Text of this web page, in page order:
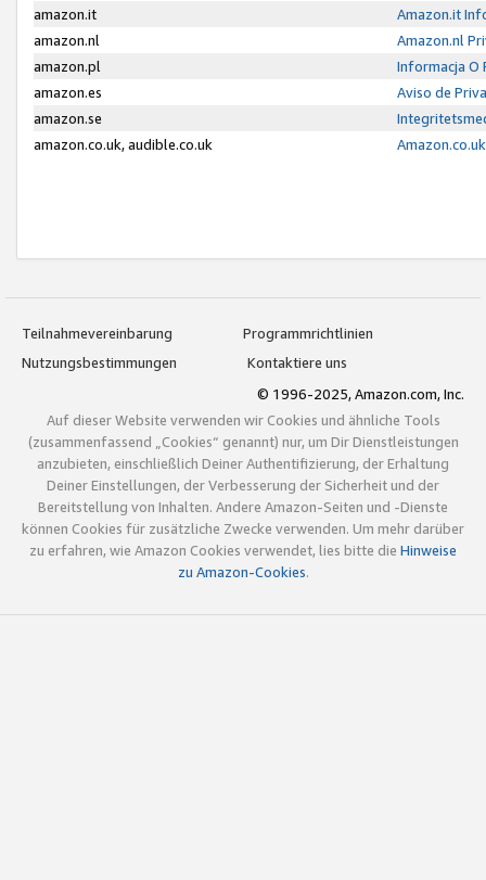
amazon.it
Amazon.it
amazon.nl
Amazon.nl
amazon.pl
Informacja O
amazon.es
Aviso de
amazon.se
amazon.co.uk, audible.co.uk
Teilnahmevereinbarung
Programmrichtlinien
Nutzungsbestimmungen
Kontaktiere uns
© 1996-2025, Amazon.com, Inc.
Auf dieser Website verwenden wir Cookies und ähnliche Tools
(zusammenfassend „Cookies“ genannt) nur, um Dir Dienstleistungen
anzubieten, einschließlich Deiner Authentifizierung, der Erhaltung
Deiner Einstellungen, der Verbesserung der Sicherheit und der
Bereitstellung von Inhalten. Andere Amazon-Seiten und -Dienste
können Cookies für zusätzliche Zwecke verwenden. Um mehr darüber
zu erfahren, wie Amazon Cookies verwendet, lies bitte die Hinweise
zu Amazon-Cookies.